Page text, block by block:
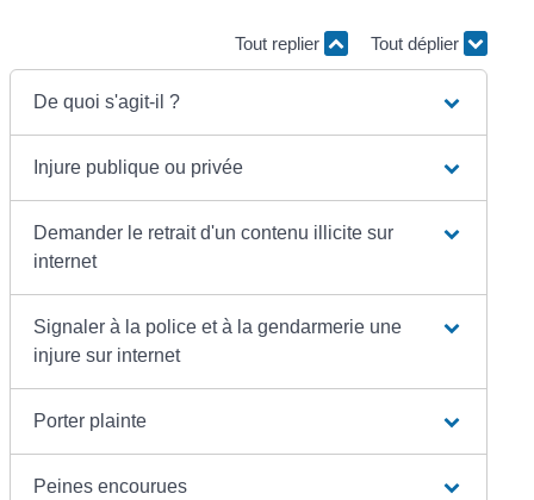
Tout replier Tout déplier
De quoi s'agit-il ?
Injure publique ou privée
Demander le retrait d'un contenu illicite sur
internet
Signaler à la police et à la gendarmerie une
injure sur internet
Porter plainte
Peines encourues